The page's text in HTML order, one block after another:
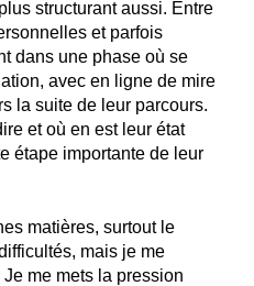
structurant aussi. Entre
et parfois
dans une phase où se
avec en ligne de mire
la suite de leur parcours.
et où en est leur état
étape importante de leur
matières, surtout le
mais je me
me mets la pression